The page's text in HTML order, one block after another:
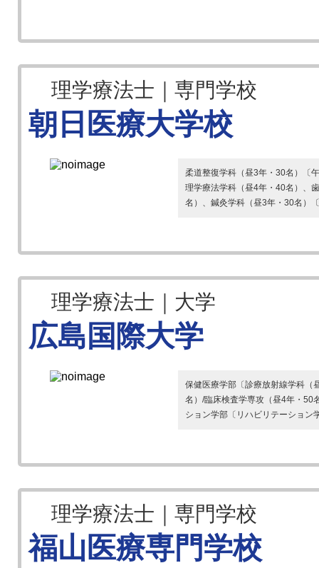
理学療法士｜専門学校
朝日医療大学校
柔道整復学科（昼3年・30名）〔
理学療法学科（昼4年・40名）、
名）、鍼灸学科（昼3年・30名）
理学療法士｜大学
広島国際大学
保健医療学部〔診療放射線学科（
名）/臨床検査学専攻（昼4年・50
ション学部〔リハビリテーション
理学療法士｜専門学校
福山医療専門学校